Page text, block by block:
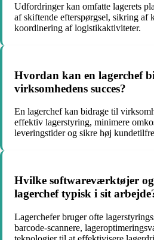
Udfordringer kan omfatte lagerets
af skiftende efterspørgsel, sikring af
koordinering af logistikaktiviteter.
Hvordan kan en lagerchef
virksomhedens succes?
En lagerchef kan bidrage til
effektiv lagerstyring, minimere
leveringstider og sikre høj
Hvilke softwareværktøjer og
lagerchef typisk i sit
Lagerchefer bruger ofte
barcode-scannere,